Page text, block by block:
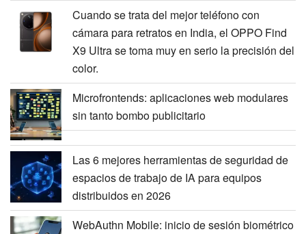
Cuando se trata del mejor teléfono con
cámara para retratos en India, el OPPO Find
X9 Ultra se toma muy en serio la precisión del
color.
Microfrontends: aplicaciones web modulares
sin tanto bombo publicitario
Las 6 mejores herramientas de seguridad de
espacios de trabajo de IA para equipos
distribuidos en 2026
WebAuthn Mobile: inicio de sesión biométrico